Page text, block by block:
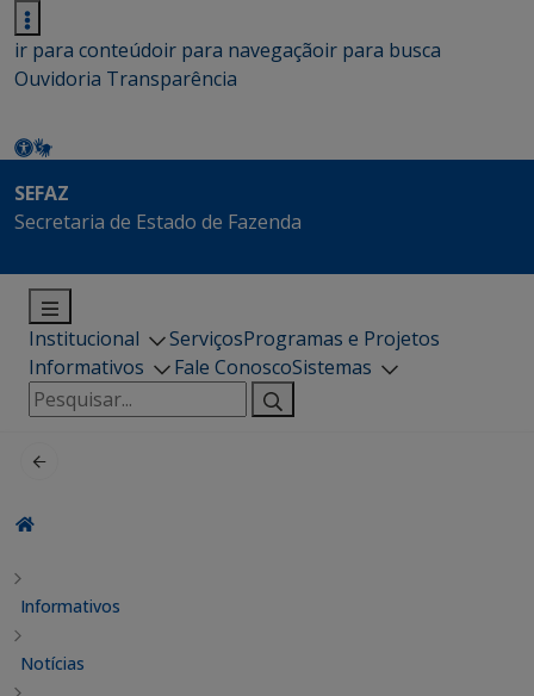
ir para conteúdoir para navegaçãoir para busca
Ouvidoria Transparência
SEFAZ
Secretaria de Estado de Fazenda
Institucional ServiçosProgramas e Projetos
Informativos
Fale ConoscoSistemas
Pesquisar
por:
Informativos
Notícias